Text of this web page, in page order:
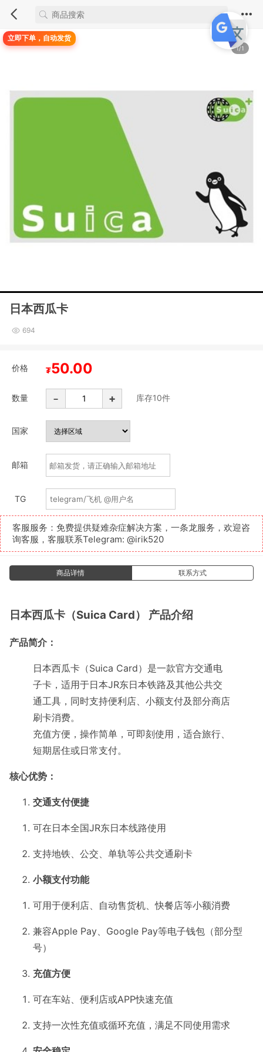
立即下单，自动发货
1/1
日本西瓜卡
694
价格 ₮50.00
数量 - + 库存10件
国家
邮箱
TG
客服服务：免费提供疑难杂症解决方案，一条龙服务，欢迎咨
询客服，客服联系Telegram: @irik520
商品详情 联系方式
日本西瓜卡（Suica Card） 产品介绍
产品简介：
日本西瓜卡（Suica Card）是一款官方交通电
子卡，适用于日本JR东日本铁路及其他公共交
通工具，同时支持便利店、小额支付及部分商店
刷卡消费。
充值方便，操作简单，可即刻使用，适合旅行、
短期居住或日常支付。
核心优势：
交通支付便捷
可在日本全国JR东日本线路使用
支持地铁、公交、单轨等公共交通刷卡
小额支付功能
可用于便利店、自动售货机、快餐店等小额消费
兼容Apple Pay、Google Pay等电子钱包（部分型
号）
充值方便
可在车站、便利店或APP快速充值
支持一次性充值或循环充值，满足不同使用需求